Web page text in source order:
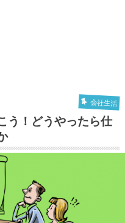
会社生活
う！どうやったら仕